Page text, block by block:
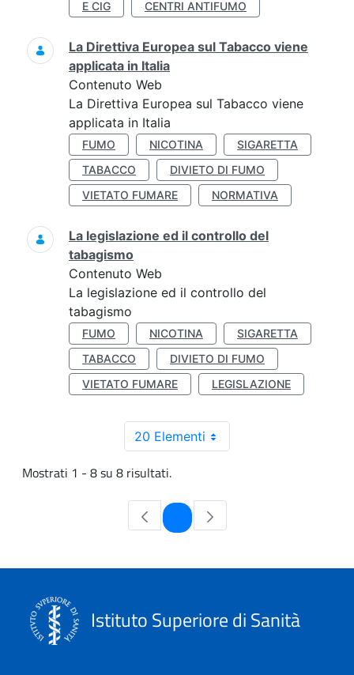
E CIG CENTRI ANTIFUMO
La Direttiva Europea sul Tabacco viene
applicata in Italia
Contenuto Web
La Direttiva Europea sul Tabacco viene
applicata in Italia
FUMO NICOTINA
SIGARETTA
TABACCO
DIVIETO DI FUMO
VIETATO FUMARE
NORMATIVA
La legislazione ed il controllo del
tabagismo
Contenuto Web
La legislazione ed il controllo del
tabagismo
FUMO NICOTINA
SIGARETTA
TABACCO
DIVIETO DI FUMO
VIETATO FUMARE
LEGISLAZIONE
20 Elementi
Mostrati 1 - 8 su 8 risultati.
Pagina
Istituto Superiore di Sanità